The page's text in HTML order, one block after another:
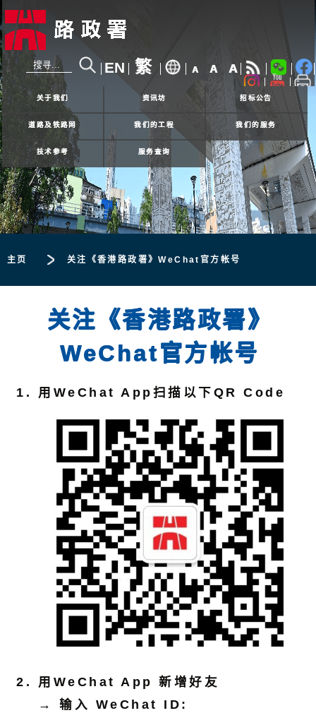
EN 繁 A A A
24小时热线 2926 4111
关于我们 资讯坊 招标公告
道路及铁路网 我们的工程 我们的服务
技术参考 服务查询
主页 关注《香港路政署》WeChat官方帐号
关注《香港路政署》
WeChat官方帐号
用WeChat App扫描以下QR Code
用WeChat App 新增好友
→ 输入 WeChat ID: